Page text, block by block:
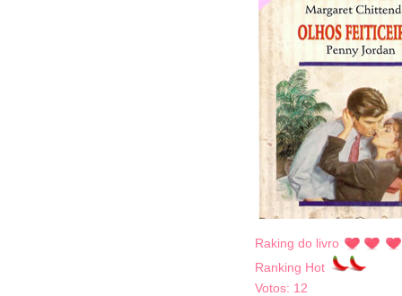
Raking do livro
Ranking Hot
Votos: 12